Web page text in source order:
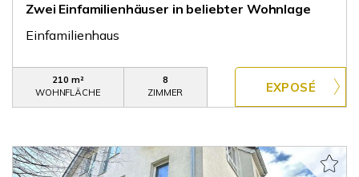
Zwei Einfamilienhäuser in beliebter Wohnlage
Einfamilienhaus
210 m²
WOHNFLÄCHE
8
ZIMMER